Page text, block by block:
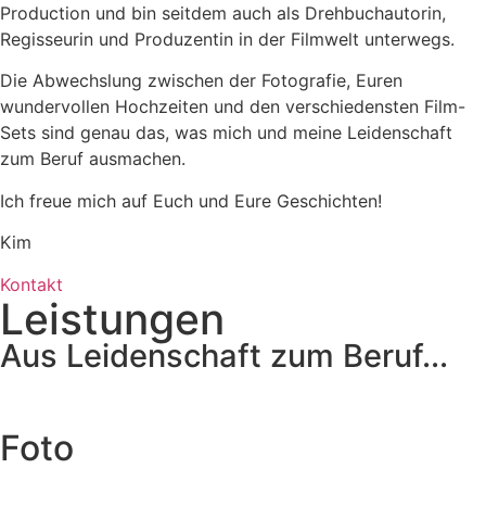
Production und bin seitdem auch als Drehbuchautorin,
Regisseurin und Produzentin in der Filmwelt unterwegs.
Die Abwechslung zwischen der Fotografie, Euren
wundervollen Hochzeiten und den verschiedensten Film-
Sets sind genau das, was mich und meine Leidenschaft
zum Beruf ausmachen.
Ich freue mich auf Euch und Eure Geschichten!
Kim
Kontakt
Leistungen
Aus Leidenschaft zum Beruf...
Foto